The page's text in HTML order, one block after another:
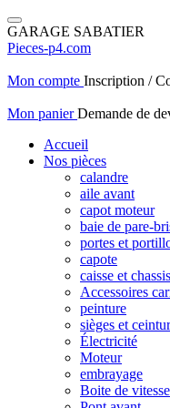
GARAGE SABATIER
Pieces-p4.com
Mon compte Inscription /
Mon panierDemande de
Accueil
Nos pièces
calandre
aile avant
capot moteur
baie de pare-
portes et
capote
caisse et chassis
Accessoires
peinture
sièges et
Électricité
Moteur
embrayage
Boite de vitesse